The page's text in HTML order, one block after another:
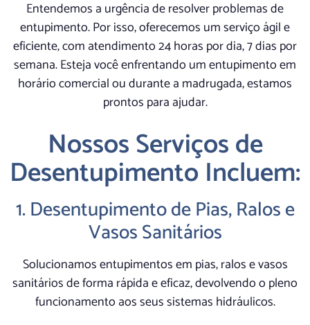
Entendemos a urgência de resolver problemas de
entupimento. Por isso, oferecemos um serviço ágil e
eficiente, com atendimento 24 horas por dia, 7 dias por
semana. Esteja você enfrentando um entupimento em
horário comercial ou durante a madrugada, estamos
prontos para ajudar.
Nossos Serviços de
Desentupimento Incluem:
1. Desentupimento de Pias, Ralos e
Vasos Sanitários
Solucionamos entupimentos em pias, ralos e vasos
sanitários de forma rápida e eficaz, devolvendo o pleno
funcionamento aos seus sistemas hidráulicos.